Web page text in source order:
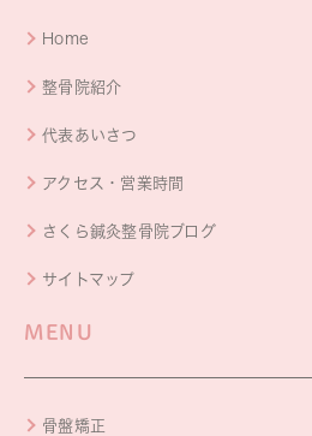
Home
整骨院紹介
代表あいさつ
アクセス・営業時間
さくら鍼灸整骨院ブログ
サイトマップ
MENU
骨盤矯正